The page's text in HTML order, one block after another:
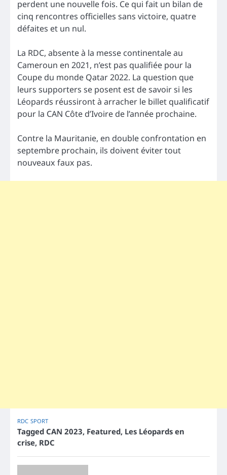
perdent une nouvelle fois. Ce qui fait un bilan de
cinq rencontres officielles sans victoire, quatre
défaites et un nul.
La RDC, absente à la messe continentale au
Cameroun en 2021, n’est pas qualifiée pour la
Coupe du monde Qatar 2022. La question que
leurs supporters se posent est de savoir si les
Léopards réussiront à arracher le billet qualificatif
pour la CAN Côte d’Ivoire de l’année prochaine.
Contre la Mauritanie, en double confrontation en
septembre prochain, ils doivent éviter tout
nouveaux faux pas.
RDC SPORT
Tagged CAN 2023, Featured, Les Léopards en
crise, RDC